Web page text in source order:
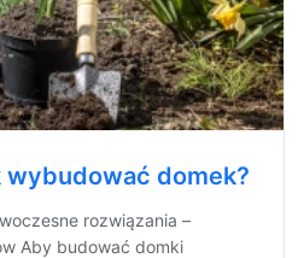
wybudować domek?
rozwiązania –
Aby budować domki